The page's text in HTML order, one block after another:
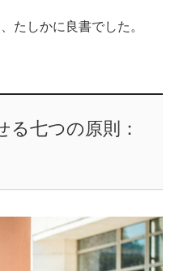
たしかに良書でした。
る七つの原則：